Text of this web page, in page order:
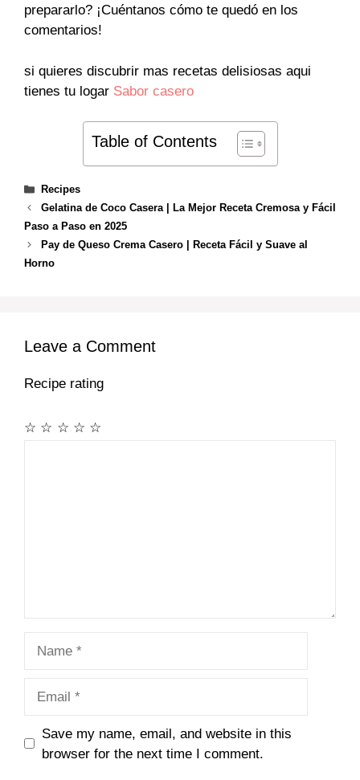
prepararlo? ¡Cuéntanos cómo te quedó en los
comentarios!
si quieres discubrir mas recetas delisiosas aqui
tienes tu logar Sabor casero
Table of Contents
Categories
Recipes
Gelatina de Coco Casera | La Mejor Receta Cremosa y Fácil
Paso a Paso en 2025
Pay de Queso Crema Casero | Receta Fácil y Suave al
Horno
Leave a Comment
Recipe rating
☆
☆
☆
☆
☆
Save my name, email, and website in this
browser for the next time I comment.